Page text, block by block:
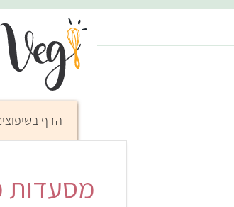
הדף
מסעדות